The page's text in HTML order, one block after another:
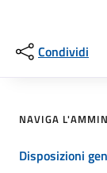
Condividi
NAVIGA
Disposizioni